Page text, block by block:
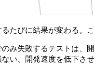
たびに結果が変わる。
み失敗するテストは、
い、開発速度を低下さ